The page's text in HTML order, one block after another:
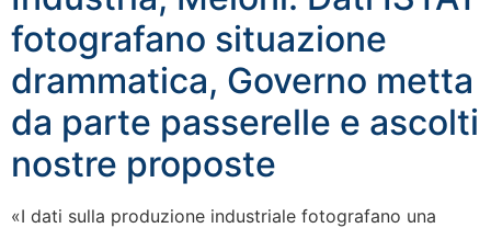
fotografano situazione
drammatica, Governo metta
da parte passerelle e ascolti
nostre proposte
«I dati sulla produzione industriale fotografano una